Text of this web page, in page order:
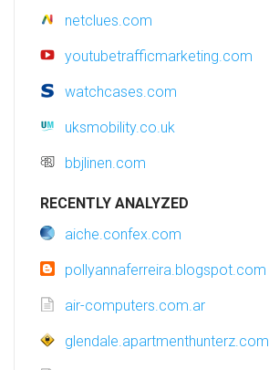
netclues.com
youtubetrafficmarketing.com
watchcases.com
uksmobility.co.uk
bbjlinen.com
RECENTLY ANALYZED
aiche.confex.com
pollyannaferreira.blogspot.com
air-computers.com.ar
glendale.apartmenthunterz.com